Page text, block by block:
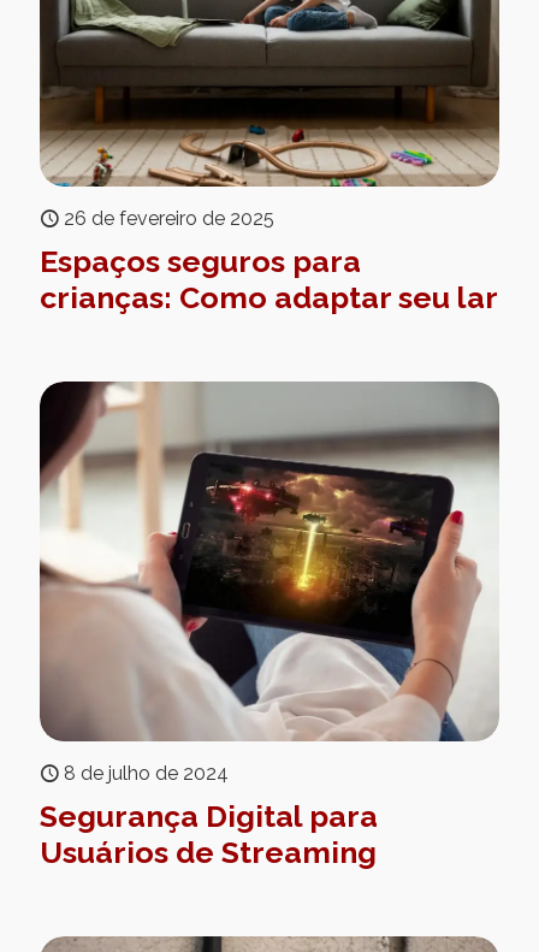
26 de fevereiro de 2025
Espaços seguros para
crianças: Como adaptar seu lar
8 de julho de 2024
Segurança Digital para
Usuários de Streaming